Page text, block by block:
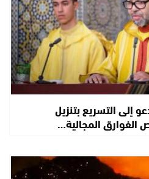
إلى التسريع بتنزيل
الفوارق المجالية…